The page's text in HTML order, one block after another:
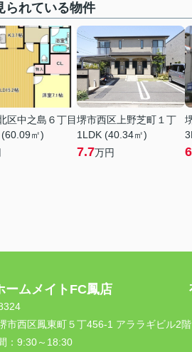
られている物件
区中之島６丁目
㎡)
堺市西区上野芝町１丁
1LDK (40.34㎡)
7.7万円 6
ムメイトFC鳳店 有限
市西区鳳東町５丁456-1 アララギビル2階
： 9:30～18:30